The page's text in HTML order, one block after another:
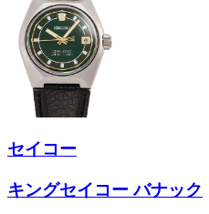
セイコー
キングセイコー バナック